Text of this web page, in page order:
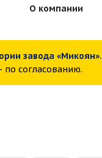
О компании
завода «Микоян».
согласованию.